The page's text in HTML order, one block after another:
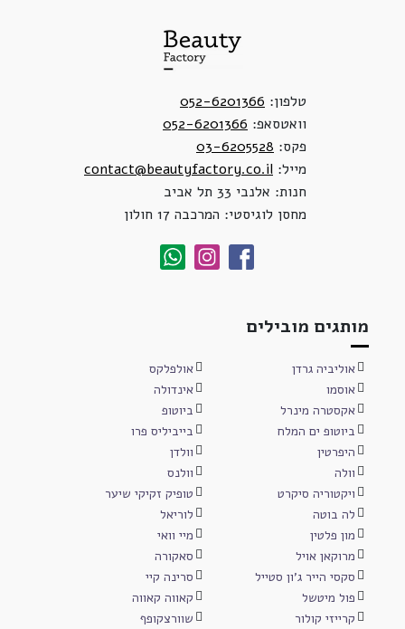
טלפון: 052-6201366
וואטסאפ: 052-6201366
פקס: 03-6205528
מייל: contact@beautyfactory.co.il
חנות: אלנבי 33 תל אביב
מחסן לוגיסטי: המרכבה 17 חולון
מותגים מובילים
אוליביה גרדן
אולפלקס
אוסמו
אינדולה
אקסטרה מינרל
ביוטופ
ביוטופ ים המלח
בייביליס פרו
היפרטין
וולדן
וולה
וולנס
ויקטוריה סיקרט
טופיק זקיקי שיער
לה בוטה
לוריאל
מון פלטין
מיי וואי
מרוקאן אויל
סאקורה
סקסי הייר ג'ון סטייל
סרינה קיי
פול מיטשל
קאווה קאווה
קרייזי קולור
שוורצקופף